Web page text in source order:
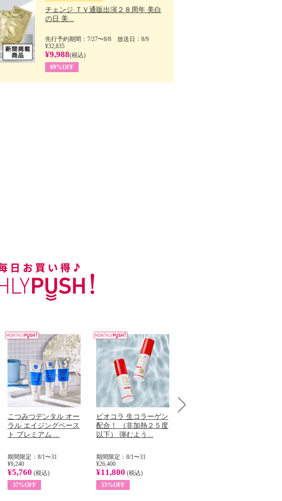
チェンジ ＴＶ通販出演２８周年 美白
の日 美...
先行予約期間：7/27〜8/8 放送日：8/9
¥32,835
¥9,988(税込)
69%OFF
こつみつデンタル オー
ラル エイジングペース
ト プレミアム ...
期間限定：8/1〜31
¥9,240
¥5,760 (税込)
37%OFF
ビオコラ 生コラーゲン
配合！ （非加熱２５度
以下） 弾むよう...
期間限定：8/1〜31
¥26,400
¥11,800 (税込)
55%OFF